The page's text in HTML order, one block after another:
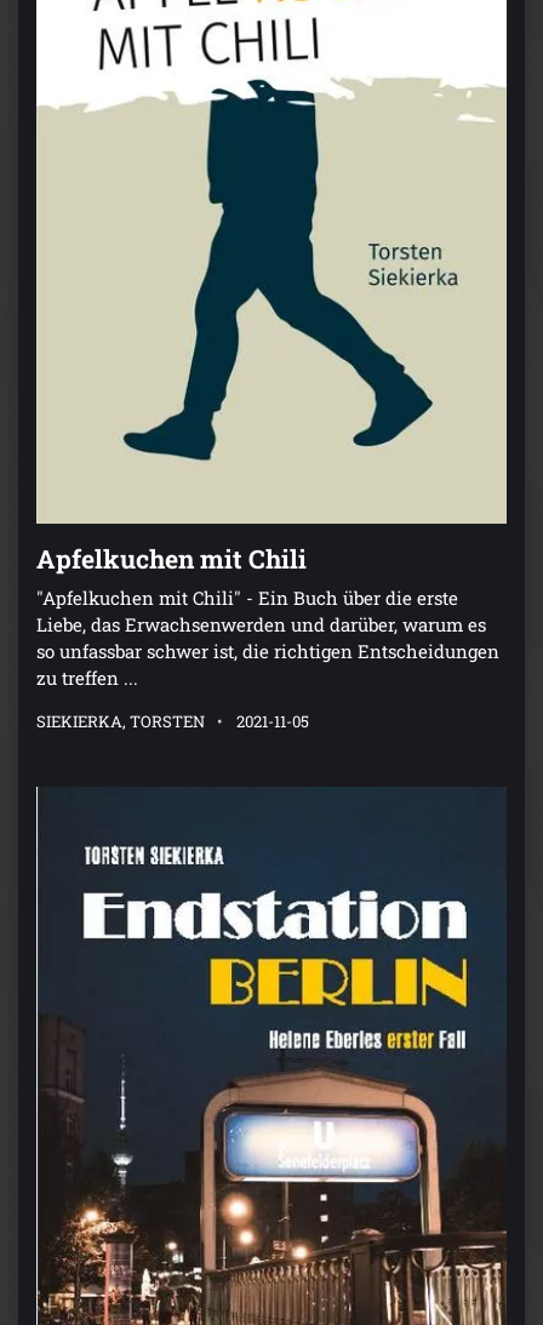
Apfelkuchen mit Chili
"Apfelkuchen mit Chili" - Ein Buch über die erste
Liebe, das Erwachsenwerden und darüber, warum es
so unfassbar schwer ist, die richtigen Entscheidungen
zu treffen ...
SIEKIERKA, TORSTEN 2021-11-05